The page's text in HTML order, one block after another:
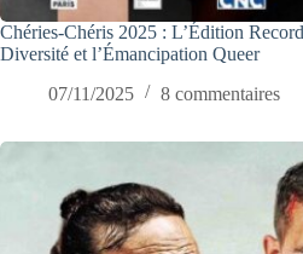
Chéries-Chéris 2025 : L’Édition
Diversité et l’Émancipation Queer
07/11/2025
8 commentaires